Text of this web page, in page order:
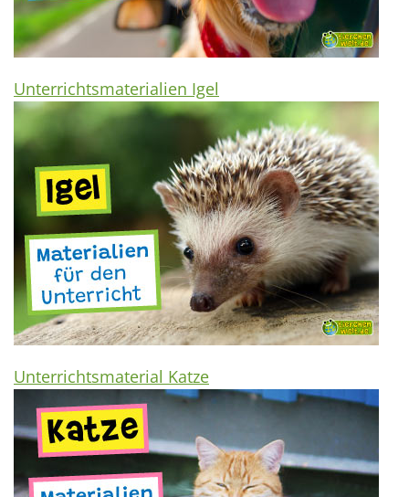
Unterrichtsmaterialien Igel
Unterrichtsmaterial Katze